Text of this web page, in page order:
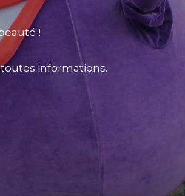
!
informations.